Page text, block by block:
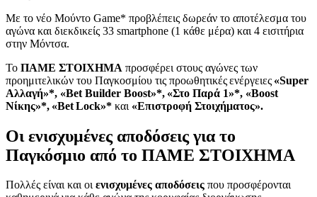
Mε το νέο Μούντο Game* προβλέπεις δωρεάν το αποτέλεσμα του
αγώνα και διεκδικείς 33 smartphone (1 κάθε μέρα) και 4 εισιτήρια
στην Μόντσα.
Το ΠΑΜΕ ΣΤΟΙΧΗΜΑ προσφέρει στους αγώνες των
προημιτελικών του Παγκοσμίου τις προωθητικές ενέργειες «Super
Αλλαγή»*, «Βet Builder Boost»*, «Στο Παρά 1»*, «Βοοst
Νίκης»*, «ΒetLock»* και «Επιστροφή Στοιχήματος».
Οι ενισχυμένες αποδόσεις για το
Παγκόσμιο από το ΠΑΜΕ ΣΤΟΙΧΗΜΑ
Πολλές είναι και οιενισχυμένες αποδόσεις που προσφέρονται